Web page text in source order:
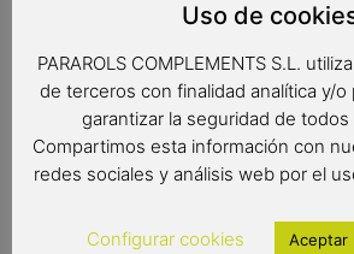
transparente automático de 1ª
flexibles para el viento y plástico muy
Medidas:
Radio tela: 61 cm.
Largo: 84 cm.
Uso de
PARAROLS COMPLEMENTS S.L.
de terceros con finalidad analítica y/o
garantizar la seguridad de todos
Compartimos esta información con
redes sociales y análisis web por el
Configurar cookies Aceptar